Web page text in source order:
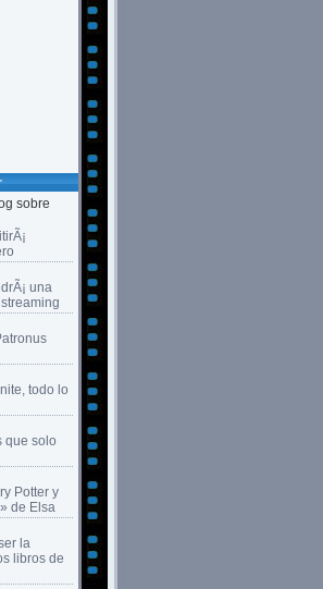
sobre
una
todo lo
que solo
Potter y
de Elsa
la
libros de